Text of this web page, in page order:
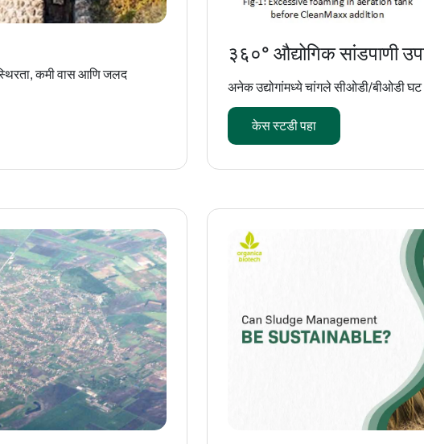
कमी वास आणि जलद
३६०° औद्योगिक सांडपाणी
अनेक उद्योगांमध्ये चांगले सीओडी/बीओडी
केस स्टडी पहा